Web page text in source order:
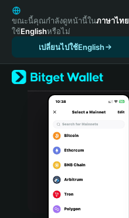
English
日本語
Tiếng Việt
Español (Latinoamérica)
Türkçe
Italiano
Português (Portugal)
Bahasa Indonesia
ขณะนี้คุณกำลังดูหน้านี้ในภาษาไทย
ใช้Englishหรือไม่
เปลี่ยนไปใช้English